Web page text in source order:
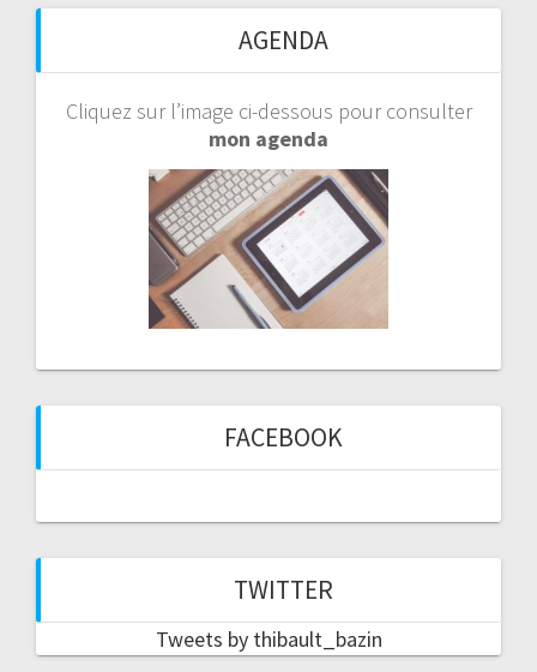
AGENDA
Cliquez sur l’image ci-dessous pour consulter
mon agenda
FACEBOOK
TWITTER
Tweets by thibault_bazin